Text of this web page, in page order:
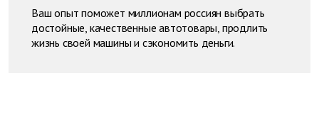
Ваш опыт поможет миллионам россиян выбрать
достойные, качественные автотовары, продлить
жизнь своей машины и сэкономить деньги.